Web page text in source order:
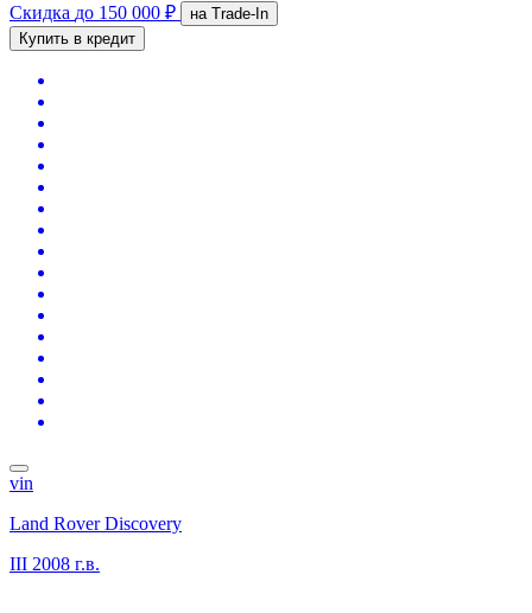
Скидка до 150 000 ₽
на Trade-In
Купить в кредит
vin
Land Rover Discovery
III 2008 г.в.